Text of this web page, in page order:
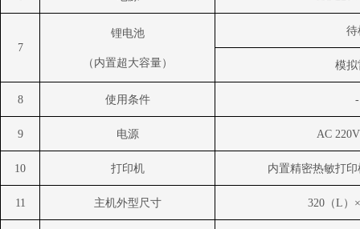
7
锂电池
（ 内置超大容量）
待
模拟
8 使用条件
9 电源 AC 220V
10 打印机 内置精密热敏打
11 主机外型尺寸 320（L ）×